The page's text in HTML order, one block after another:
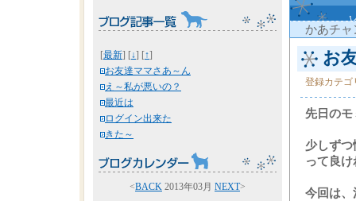
[最新] [↓] [↑]
お友達ママさあ～ん
え～私が悪いの？
最近は
ログイン出来た
きた～
<BACK 2013年03月 NEXT>
かあチャ
お
登録カテゴ
先日のモ
少しず
って良
今回は、